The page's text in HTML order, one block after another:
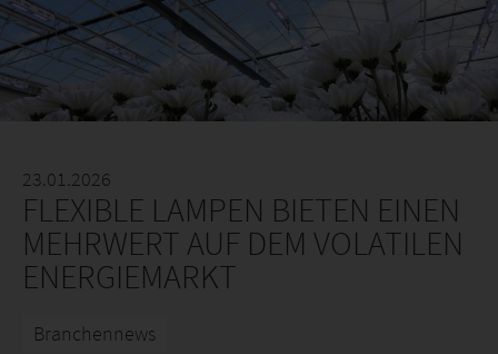
23.01.2026
FLEXIBLE LAMPEN BIETEN EINEN
MEHRWERT AUF DEM VOLATILEN
ENERGIEMARKT
Branchennews